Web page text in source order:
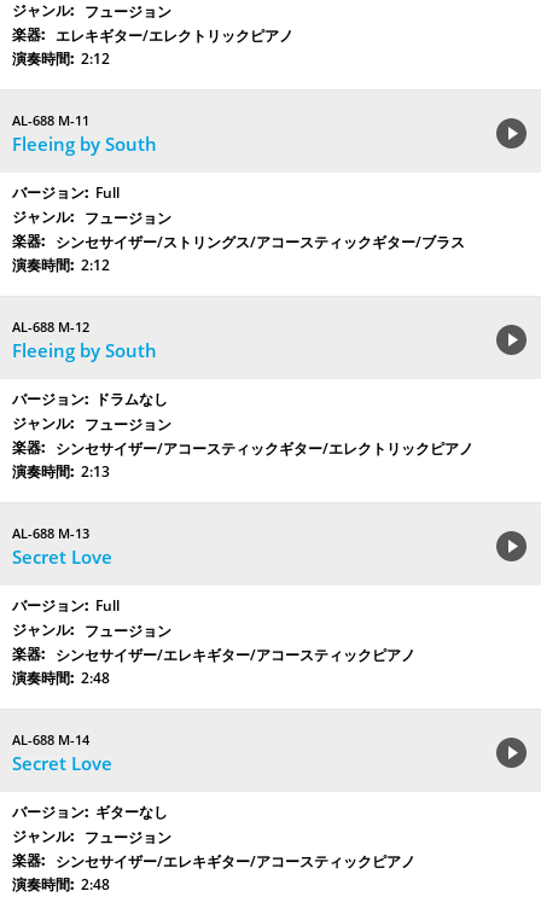
フュージョン
エレキギター/エレクトリックピアノ
2:12
AL-688 M-11
Fleeing by South
Full
フュージョン
シンセサイザー/ストリングス/アコースティックギター/ブラス
2:12
AL-688 M-12
Fleeing by South
ドラムなし
フュージョン
シンセサイザー/アコースティックギター/エレクトリックピアノ
2:13
AL-688 M-13
Secret Love
Full
フュージョン
シンセサイザー/エレキギター/アコースティックピアノ
2:48
AL-688 M-14
Secret Love
ギターなし
フュージョン
シンセサイザー/エレキギター/アコースティックピアノ
2:48